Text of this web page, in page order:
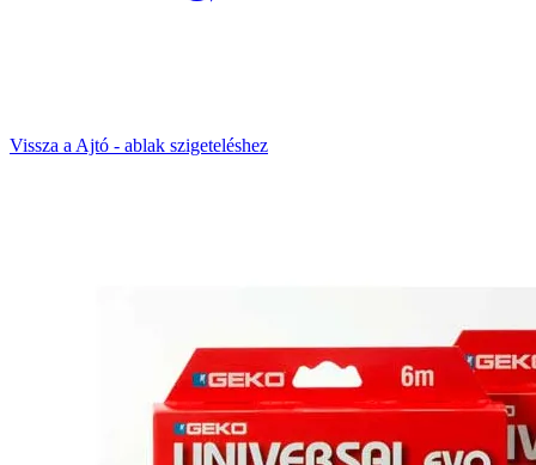
Vissza a Ajtó - ablak szigeteléshez